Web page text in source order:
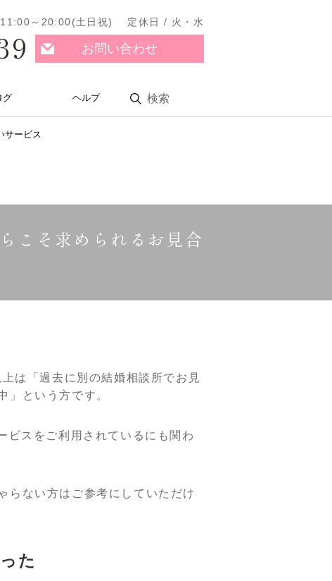
～20:00(土日祝) 定休日 / 火・水
お問い合わせ
グ ヘルプ 検索
サービス
こそ求められるお見合
は「過去に別の結婚相談所でお見
」という方です。
ビスをご利用されているにも関わ
らない方はご参考にしていただけ
た